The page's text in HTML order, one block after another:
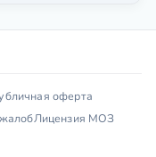
оферта
Лицензия МОЗ